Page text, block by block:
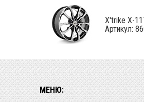
X'trike X-
Артикул:
МЕНЮ: